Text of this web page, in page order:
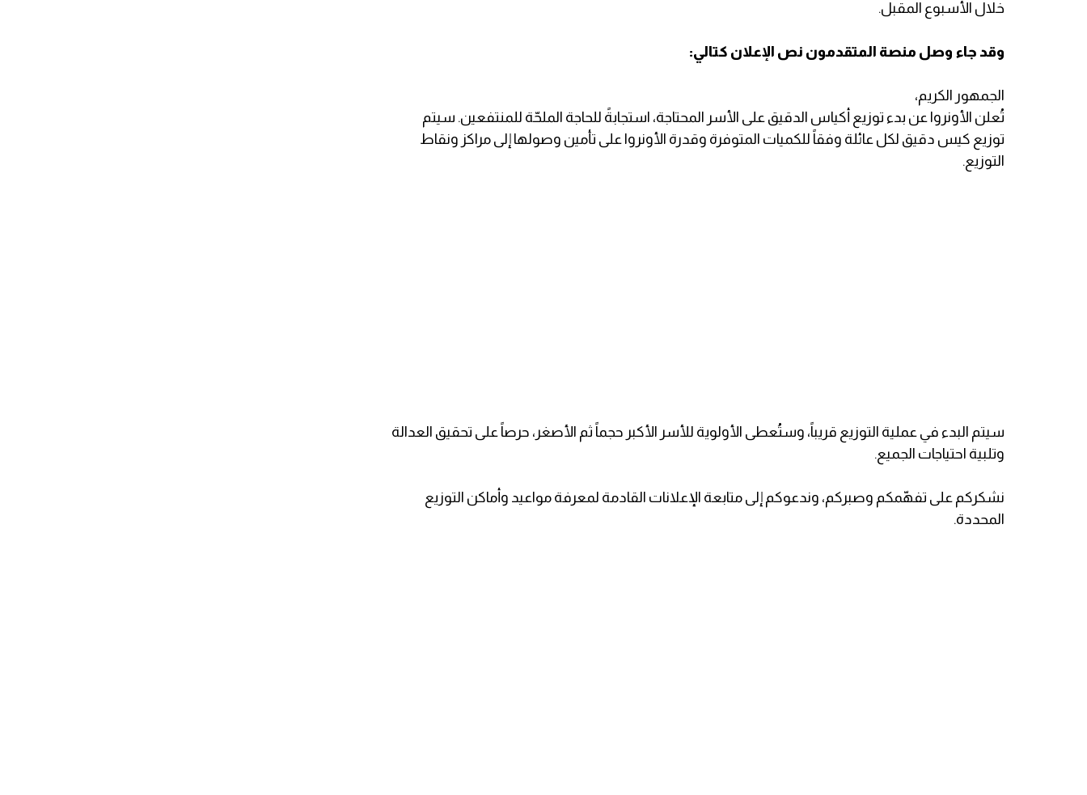
خلال الأسبوع المقبل.
وقد جاء وصل منصة المتقدمون نص الإعلان كتالي:
الجمهور الكريم،
تُعلن الأونروا عن بدء توزيع أكياس الدقيق على الأسر المحتاجة، استجابةً للحاجة الملحّة للمنتفعين. سيتم
توزيع كيس دقيق لكل عائلة وفقاً للكميات المتوفرة وقدرة الأونروا على تأمين وصولها إلى مراكز ونقاط
التوزيع.
سيتم البدء في عملية التوزيع قريباً، وستُعطى الأولوية للأسر الأكبر حجماً ثم الأصغر، حرصاً على تحقيق العدالة
وتلبية احتياجات الجميع.
نشكركم على تفهّمكم وصبركم، وندعوكم إلى متابعة الإعلانات القادمة لمعرفة مواعيد وأماكن التوزيع
المحددة.